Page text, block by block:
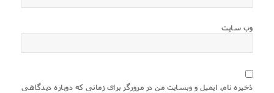
وب‌ سایت
ذخیره نام، ایمیل و وبسایت من در مرورگر برای زمانی که دوباره دیدگاهی